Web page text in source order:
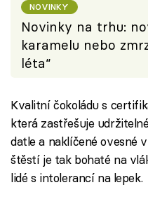
NOVINKY
Novinky na trhu:
karamelu nebo
léta“
Kvalitní čokoládu s
která zastřešuje
datle a naklíčené ovesné
štěstí je tak bohaté na
lidé s intolerancí na lepek.